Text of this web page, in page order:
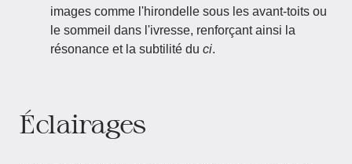
images comme l'hirondelle sous les avant-toits ou
le sommeil dans l'ivresse, renforçant ainsi la
résonance et la subtilité du ci.
Éclairages